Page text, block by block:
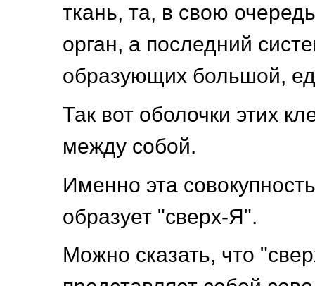
ткань, та, в свою
орган, а последний
образующих большой,
Так вот оболочки этих
между собой.
Именно эта
образует "сверх-Я".
Можно сказать, что